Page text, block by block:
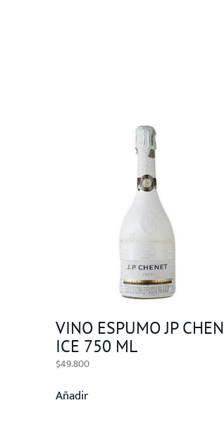
VINO ESPUMO JP CHEN
ICE 750 ML
$49.800
Añadir